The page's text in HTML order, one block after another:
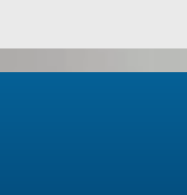
résistance au toit face
agréable à votre